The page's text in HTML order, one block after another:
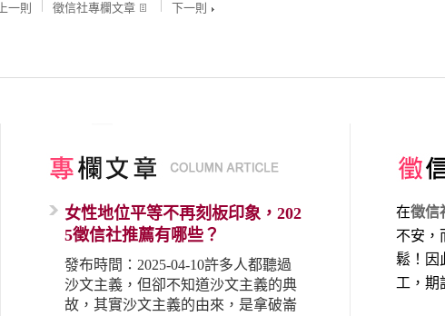
上一則 徵信社專欄文章 下一則
女性地位平等不再刻板印象，202
5徵信社推薦有哪些？
發布時間：2025-04-10許多人都聽過
沙文主義，但卻不知道沙文主義的典
故，其實沙文主義的由來，是拿破崙
在徵信
不安，
鬆！因
工，期